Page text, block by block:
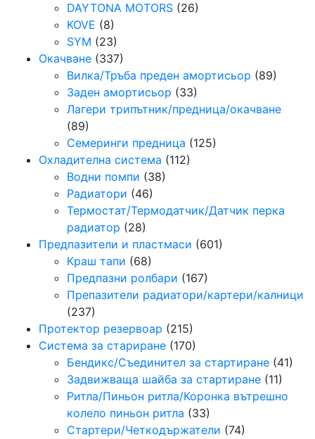
DAYTONA MOTORS (26)
KOVE (8)
SYM (23)
Окачване (337)
Вилка/Тръба преден амортисьор (89)
Заден амортисьор (33)
Лагери трипътник/предница/окачване
(89)
Семeринги предница (125)
Охладителна система (112)
Водни помпи (38)
Радиатори (46)
Термостат/Термодатчик/Датчик перка
радиатор (28)
Предпазители и пластмаси (601)
Краш тапи (68)
Предпазни ролбари (167)
Препазители радиатори/картери/калници
(237)
Протектор резeрвоар (215)
Система за стариране (170)
Бендикс/Съединител за стартиране (41)
Задвижваща шайба за стартиране (11)
Ритла/Пиньон ритла/Коронка вътрешно
колело пиньон ритла (33)
Стартери/Четкодържатели (74)